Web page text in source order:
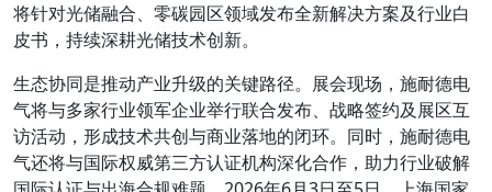
将针对光储融合、零碳园区领域发布全新解决方案及行业白
皮书，持续深耕光储技术创新。
生态协同是推动产业升级的关键路径。展会现场，施耐德电
气将与多家行业领军企业举行联合发布、战略签约及展区互
访活动，形成技术共创与商业落地的闭环。同时，施耐德电
气还将与国际权威第三方认证机构深化合作，助力行业破解